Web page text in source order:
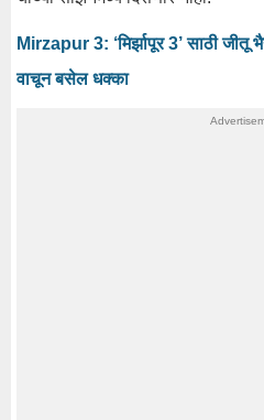
Mirzapur 3: ‘मिर्झापूर 3’ साठी
वाचून बसेल धक्का